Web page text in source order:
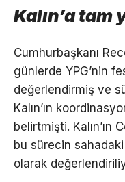
Kalın’a tam
Cumhurbaşkanı
günlerde YPG’nin
değerlendirmiş ve
Kalın’ın
belirtmişti. Kalın’ın
bu sürecin
olarak